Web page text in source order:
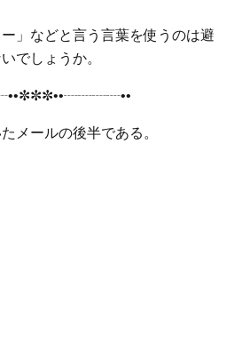
」などと言う言葉を使うのは避
でしょうか。
メールの後半である。